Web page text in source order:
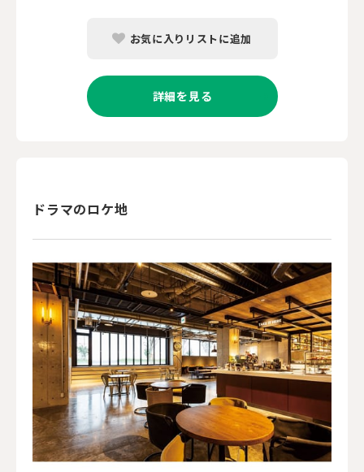
お気に入りリストに追加
詳細を見る
ドラマのロケ地